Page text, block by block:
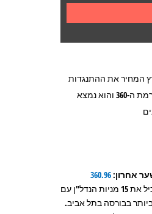
המחיר את ההתנגדות
המשמעותית של רמת ה-360 והוא נמצא
אחרון:360.96
מדד הנדל"ן 15 מכיל את 15 מניות הנדל"ן עם
בבורסה בתל אביב.